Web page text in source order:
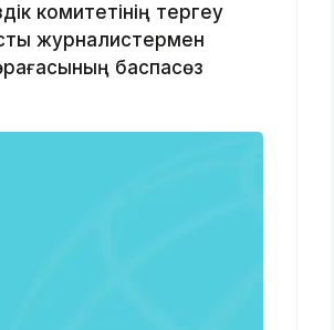
комитетінің тергеу
журналистермен
баспасөз